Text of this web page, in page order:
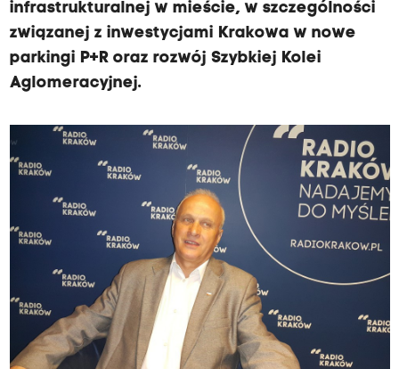
infrastrukturalnej w mieście, w szczególności
związanej z inwestycjami Krakowa w nowe
parkingi P+R oraz rozwój Szybkiej Kolei
Aglomeracyjnej.